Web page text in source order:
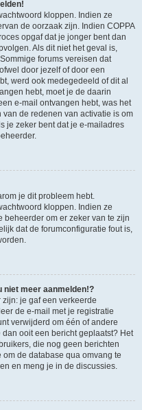
kloppen. Indien ze
de oorzaak zijn. Indien COPPA
opgaf dat je jonger bent dan
Als dit niet het geval is,
forums vereisen dat
door jezelf of door een
werd ook medegedeeld of dit al
hebt, moet je de daarin
e-mail ontvangen hebt, was het
de redenen van activatie is om
je zeker bent dat je e-mailadres
je dit probleem hebt.
kloppen. Indien ze
beheerder om er zeker van te zijn
dat de forumconfiguratie fout is,
niet meer aanmelden!?
je gaf een verkeerde
de e-mail met je registratie
verwijderd om één of andere
ooit een bericht geplaatst? Het
die nog geen berichten
de database qua omvang te
en meng je in de discussies.